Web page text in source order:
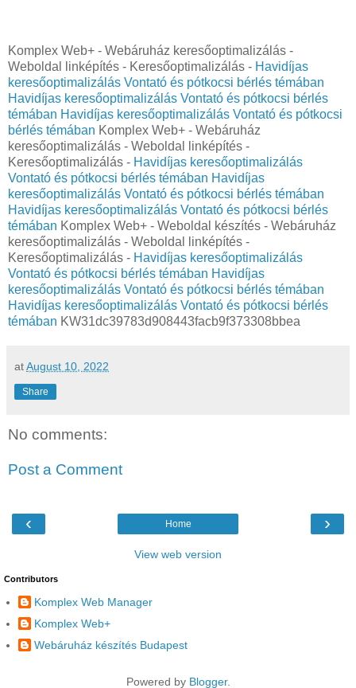
Komplex Web+ - Webáruház keresőoptimalizálás -
Weboldal linképítés - Keresőoptimalizálás - Havidíjas
keresőoptimalizálás Vontató és pótkocsi bérlés témában
Havidíjas keresőoptimalizálás Vontató és pótkocsi bérlés
témában Havidíjas keresőoptimalizálás Vontató és pótkocsi
bérlés témában Komplex Web+ - Webáruház
keresőoptimalizálás - Weboldal linképítés -
Keresőoptimalizálás - Havidíjas keresőoptimalizálás
Vontató és pótkocsi bérlés témában Havidíjas
keresőoptimalizálás Vontató és pótkocsi bérlés témában
Havidíjas keresőoptimalizálás Vontató és pótkocsi bérlés
témában Komplex Web+ - Weboldal készítés - Webáruház
keresőoptimalizálás - Weboldal linképítés -
Keresőoptimalizálás - Havidíjas keresőoptimalizálás
Vontató és pótkocsi bérlés témában Havidíjas
keresőoptimalizálás Vontató és pótkocsi bérlés témában
Havidíjas keresőoptimalizálás Vontató és pótkocsi bérlés
témában KW31dc39783d908443facb9f373308bbea
atAugust 10, 2022
Share
No comments:
Post a Comment
‹ ›
Home
View web version
Contributors
Komplex Web Manager
Komplex Web+
Webáruház készítés Budapest
Powered by Blogger.